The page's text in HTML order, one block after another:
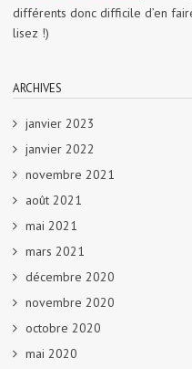
différents donc difficile d’en
lisez !)
ARCHIVES
janvier 2023
janvier 2022
novembre 2021
août 2021
mai 2021
mars 2021
décembre 2020
novembre 2020
octobre 2020
mai 2020